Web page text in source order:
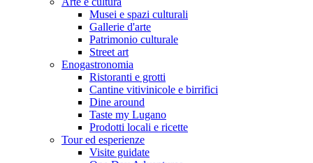
Musei e spazi culturali
Gallerie d'arte
Patrimonio culturale
Street art
Enogastronomia
Ristoranti e grotti
Cantine vitivinicole e birrifici
Dine around
Taste my Lugano
Prodotti locali e ricette
Tour ed esperienze
Visite guidate